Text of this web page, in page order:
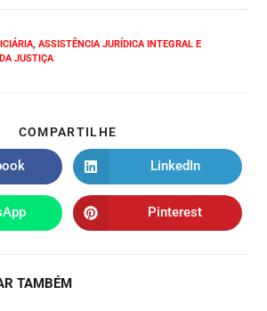
, ASSISTÊNCIA JURÍDICA INTEGRAL E
JUSTIÇA
COMPARTILHE
LinkedIn
Pinterest
TAMBÉM